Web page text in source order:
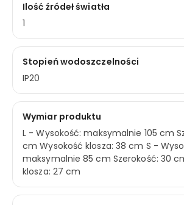
Ilość źródeł światła
1
Stopień wodoszczelności
IP20
Wymiar produktu
L - Wysokość: maksymalnie 105 cm
cm Wysokość klosza: 38 cm S -
maksymalnie 85 cm Szerokość: 30
klosza: 27 cm